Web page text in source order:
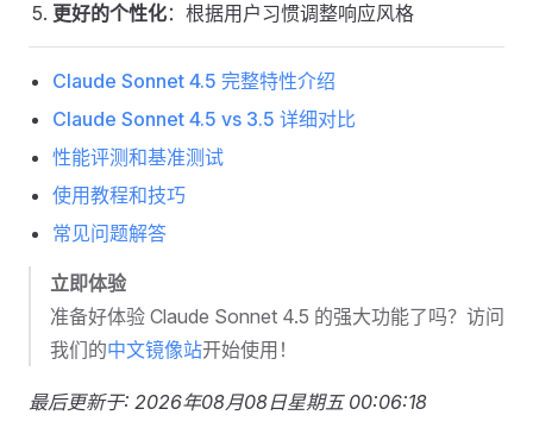
更好的个性化：根据用户习惯调整响应风格
Claude Sonnet 4.5 完整特性介绍
Claude Sonnet 4.5 vs 3.5 详细对比
性能评测和基准测试
使用教程和技巧
常见问题解答
立即体验
准备好体验 Claude Sonnet 4.5 的强大功能了吗？访问
我们的中文镜像站开始使用！
最后更新于: 2026年08月08日星期五 00:06:18